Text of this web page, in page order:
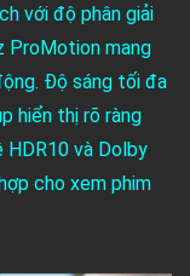
với độ phân giải
ProMotion mang
Độ sáng tối đa
hiển thị rõ ràng
HDR10 và Dolby
cho xem phim